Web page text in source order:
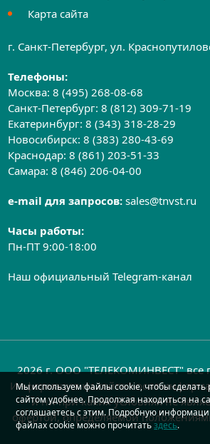
Карта сайта
г. Санкт-Петербург, ул.
Телефоны:
Москва:8 (495) 268-08-68
Санкт-Петербург:8 (812) 309-71-19
Екатеринбург:8 (343) 318-28-29
Новосибирск:8 (383) 280-43-69
Краснодар:8 (861) 203-51-33
Самара:8 (846) 206-04-00
e-mail для запросов:sales@tnvst.ru
Часы работы:
Пн-ПТ 9:00-18:00
Наш официальный Telegram-канал
2026 г. ООО "ТЕЛЕКОМИНВЕСТ" все
Информация на сайте носит
и ни при каких условиях не
офертой, определяемой
Мы используем файлы cookie, чтобы сделать
сайтом удобнее. Продолжая находиться на
соглашаетесь с этим. Подробную
файлах cookie можно прочитатьздесь.